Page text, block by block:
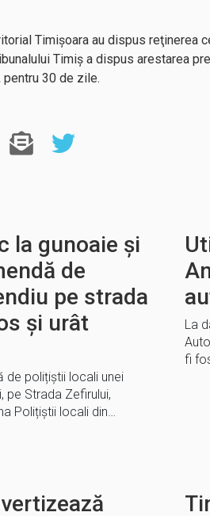
Timişoara au dispus
Timiş a dispus arestarea
30 de zile.
la gunoaie și
de
pe strada
și urât
de polițiștii locali unei
pe Strada Zefirului,
Polițiștii locali din…
La
fi